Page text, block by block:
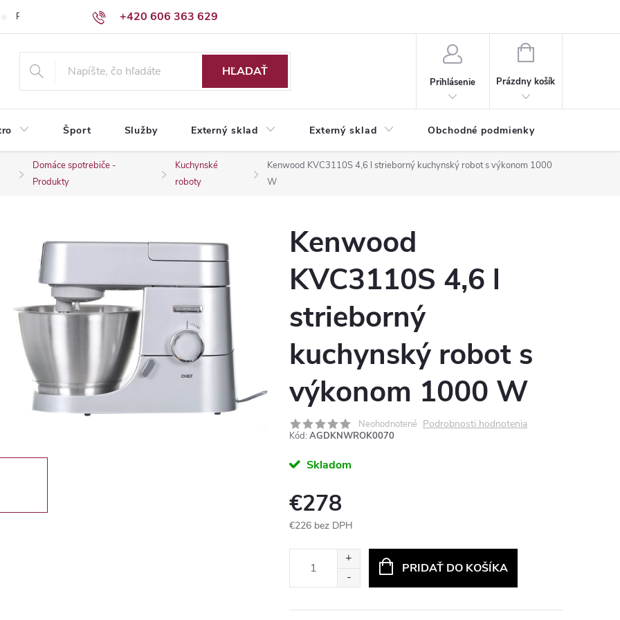
+420 606 363 629
Podmienky ochrany osobných údajov
HĽADAŤ
Prihlásenie
NÁKUPNÝ
Prázdny košík
Šport Služby Externý sklad Externý sklad Obchodné podmienky
Domáce spotrebiče -
Produkty
Kuchynské
roboty
Kenwood KVC3110S 4,6 l strieborný kuchynský robot s výkonom 1000
W
Kenwood
KVC3110S 4,6 l
strieborný
kuchynský robot s
výkonom 1000 W
Neohodnotené Podrobnosti hodnotenia
Kód: AGDKNWROK0070
Skladom
€278
€226 bez DPH
PRIDAŤ DO KOŠÍKA